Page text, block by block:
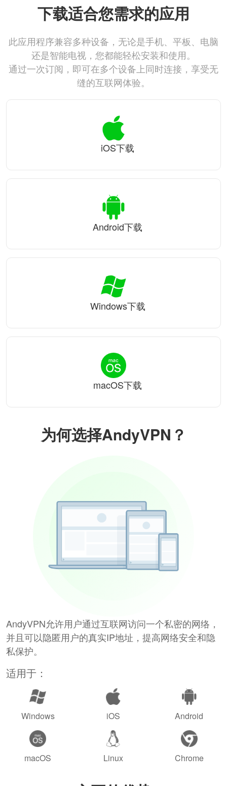
为何选择AndyVPN？
AndyVPN允许用户通过互联网访问一个私密的网络，
并且可以隐匿用户的真实IP地址，提高网络安全和隐
私保护。
适用于：
Windows iOS Android
macOS Linux Chrome
下载适合您需求的应用
此应用程序兼容多种设备，无论是手机、平板、电脑
还是智能电视，您都能轻松安装和使用。
通过一次订阅，即可在多个设备上同时连接，享受无
缝的互联网体验。
iOS下载
Android下载
Windows下载
macOS下载